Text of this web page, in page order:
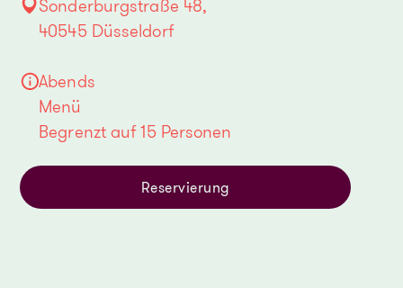
Sonderburgstraße 48,
40545 Düsseldorf
Abends
Menü
Begrenzt auf 15 Personen
Reservierung